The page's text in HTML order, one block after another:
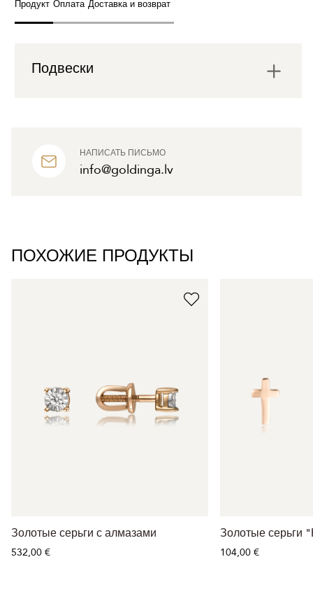
НАПИСАТЬ ПИСЬМО
info@goldinga.lv
Продукт Оплата Доставка и возврат
Подвески
ПОХОЖИЕ ПРОДУКТЫ
Золотые серьги с алмазами
532,00 €
Золотые серьги
104,00 €